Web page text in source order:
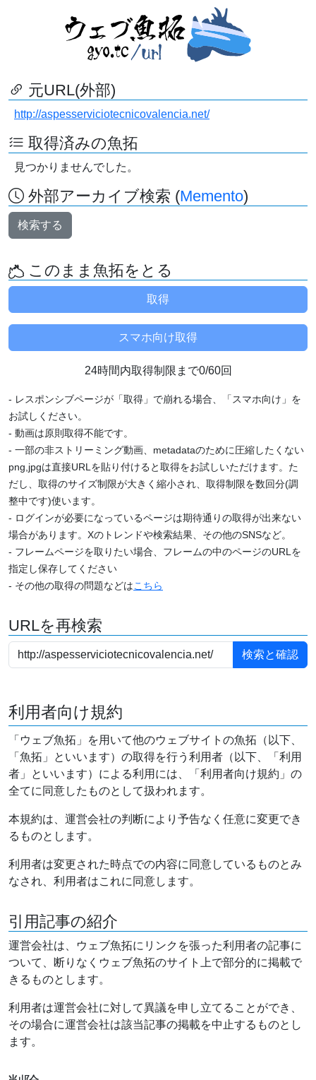
元URL(外部)
http://aspesserviciotecnicovalencia.net/
取得済みの魚拓
見つかりませんでした。
外部アーカイブ検索 (Memento)
検索する
このまま魚拓をとる
24時間内取得制限まで0/60回
- レスポンシブページが「取得」で崩れる場合、「スマホ向け」を
お試しください。
- 動画は原則取得不能です。
- 一部の非ストリーミング動画、metadataのために圧縮したくない
png,jpgは直接URLを貼り付けると取得をお試しいただけます。た
だし、取得のサイズ制限が大きく縮小され、取得制限を数回分(調
整中です)使います。
- ログインが必要になっているページは期待通りの取得が出来ない
場合があります。Xのトレンドや検索結果、その他のSNSなど。
- フレームページを取りたい場合、フレームの中のページのURLを
指定し保存してください
- その他の取得の問題などはこちら
URLを再検索
利用者向け規約
「ウェブ魚拓」を用いて他のウェブサイトの魚拓（以下、
「魚拓」といいます）の取得を行う利用者（以下、「利用
者」といいます）による利用には、「利用者向け規約」の
全てに同意したものとして扱われます。
本規約は、運営会社の判断により予告なく任意に変更でき
るものとします。
利用者は変更された時点での内容に同意しているものとみ
なされ、利用者はこれに同意します。
引用記事の紹介
運営会社は、ウェブ魚拓にリンクを張った利用者の記事に
ついて、断りなくウェブ魚拓のサイト上で部分的に掲載で
きるものとします。
利用者は運営会社に対して異議を申し立てることができ、
その場合に運営会社は該当記事の掲載を中止するものとし
ます。